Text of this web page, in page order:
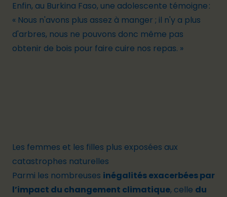
Enfin, au Burkina Faso, une adolescente témoigne :
« Nous n'avons plus assez à manger ; il n'y a plus
d'arbres, nous ne pouvons donc même pas
obtenir de bois pour faire cuire nos repas. »
Les femmes et les filles plus exposées aux
catastrophes naturelles
Parmi les nombreuses inégalités exacerbées par
l’impact du changement climatique, celle du